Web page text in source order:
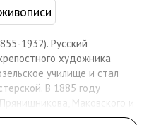
1932). Русский
художника
училище и стал
В 1885 году
Маковского и
вступил в Московское